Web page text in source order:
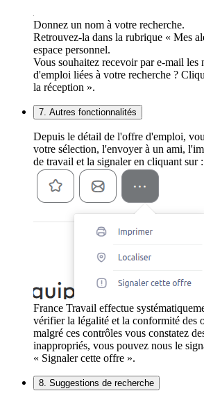
Donnez un nom à votre recherche.
Retrouvez-la dans la rubrique « Mes
espace personnel.
Vous souhaitez recevoir par e-mail les
d'emploi liées à votre recherche ?
la réception ».
7. Autres fonctionnalités
Depuis le détail de l'offre d'emploi,
votre sélection, l'envoyer à un ami,
de travail et la signaler en cliquant sur :
France Travail effectue
vérifier la légalité et la conformité des
malgré ces contrôles vous constatez
inappropriés, vous pouvez nous le
« Signaler cette offre ».
8. Suggestions de recherche